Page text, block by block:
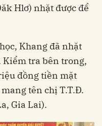
Hlơ) nhặt được để
Khang đã nhặt
Kiểm tra bên trong,
đồng tiền mặt
tên chị T.T.Đ.
Gia Lai).